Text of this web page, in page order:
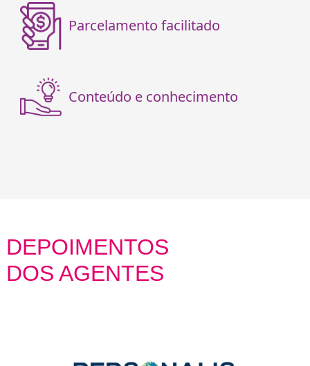
Parcelamento facilitado
Conteúdo e conhecimento
DEPOIMENTOS
DOS AGENTES